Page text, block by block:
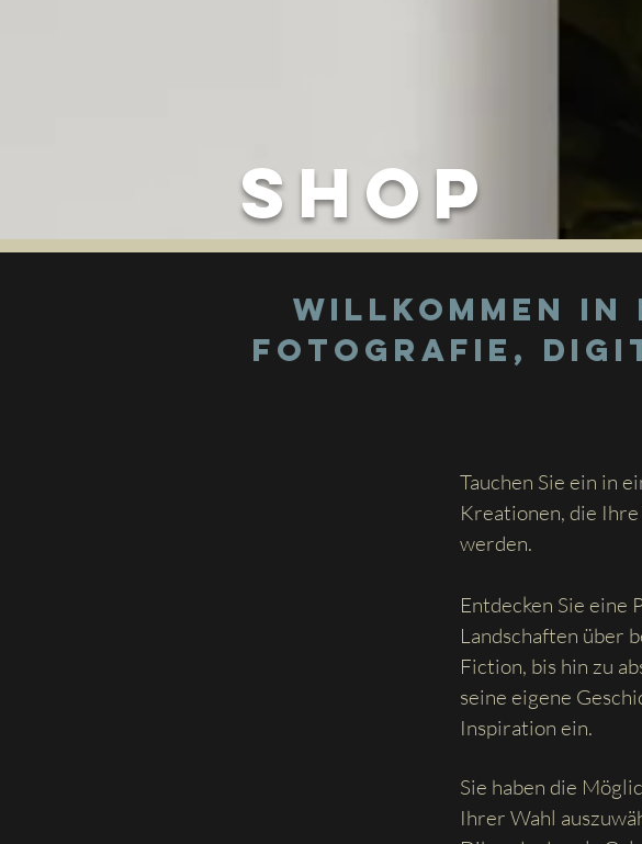
Shop
Willkommen in
Fotografie,
Tauchen Sie ein in
Kreationen, die
werden.
Entdecken Sie eine
Landschaften über
Fiction, bis hin zu
seine eigene
Inspiration ein.
Sie haben die
Ihrer Wahl